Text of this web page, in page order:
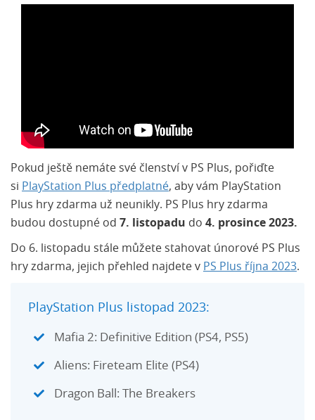
Pokud ještě nemáte své členství v PS Plus, pořiďte
si PlayStation Plus předplatné, aby vám PlayStation
Plus hry zdarma už neunikly. PS Plus hry zdarma
budou dostupné od 7. listopadu do 4. prosince 2023.
Do 6. listopadu stále můžete stahovat únorové PS Plus
hry zdarma, jejich přehled najdete v PS Plus října 2023.
PlayStation Plus listopad 2023:
Mafia 2: Definitive Edition (PS4, PS5)
Aliens: Fireteam Elite (PS4)
Dragon Ball: The Breakers